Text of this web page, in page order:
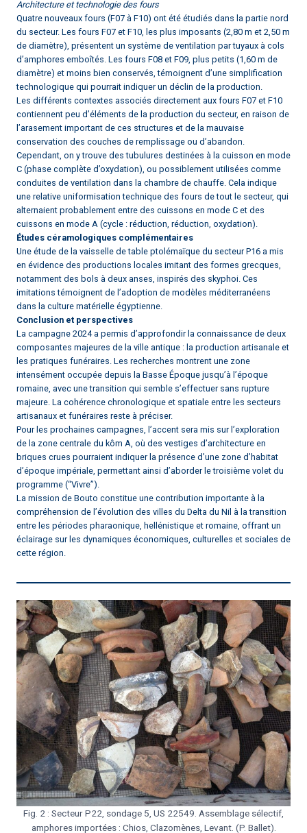
Architecture et technologie des fours
Quatre nouveaux fours (F07 à F10) ont été étudiés dans la partie nord
du secteur. Les fours F07 et F10, les plus imposants (2,80 m et 2,50 m
de diamètre), présentent un système de ventilation par tuyaux à cols
d’amphores emboîtés. Les fours F08 et F09, plus petits (1,60 m de
diamètre) et moins bien conservés, témoignent d’une simplification
technologique qui pourrait indiquer un déclin de la production.
Les différents contextes associés directement aux fours F07 et F10
contiennent peu d’éléments de la production du secteur, en raison de
l’arasement important de ces structures et de la mauvaise
conservation des couches de remplissage ou d’abandon.
Cependant, on y trouve des tubulures destinées à la cuisson en mode
C (phase complète d’oxydation), ou possiblement utilisées comme
conduites de ventilation dans la chambre de chauffe. Cela indique
une relative uniformisation technique des fours de tout le secteur, qui
alternaient probablement entre des cuissons en mode C et des
cuissons en mode A (cycle : réduction, réduction, oxydation).
Études céramologiques complémentaires
Une étude de la vaisselle de table ptolémaïque du secteur P16 a mis
en évidence des productions locales imitant des formes grecques,
notamment des bols à deux anses, inspirés des skyphoi. Ces
imitations témoignent de l’adoption de modèles méditerranéens
dans la culture matérielle égyptienne.
Conclusion et perspectives
La campagne 2024 a permis d’approfondir la connaissance de deux
composantes majeures de la ville antique : la production artisanale et
les pratiques funéraires. Les recherches montrent une zone
intensément occupée depuis la Basse Époque jusqu’à l’époque
romaine, avec une transition qui semble s’effectuer sans rupture
majeure. La cohérence chronologique et spatiale entre les secteurs
artisanaux et funéraires reste à préciser.
Pour les prochaines campagnes, l’accent sera mis sur l’exploration
de la zone centrale du kôm A, où des vestiges d’architecture en
briques crues pourraient indiquer la présence d’une zone d’habitat
d’époque impériale, permettant ainsi d’aborder le troisième volet du
programme (“Vivre”).
La mission de Bouto constitue une contribution importante à la
compréhension de l’évolution des villes du Delta du Nil à la transition
entre les périodes pharaonique, hellénistique et romaine, offrant un
éclairage sur les dynamiques économiques, culturelles et sociales de
cette région.
Fig. 2 : Secteur P22, sondage 5, US 22549. Assemblage sélectif,
amphores importées : Chios, Clazomènes, Levant. (P. Ballet).